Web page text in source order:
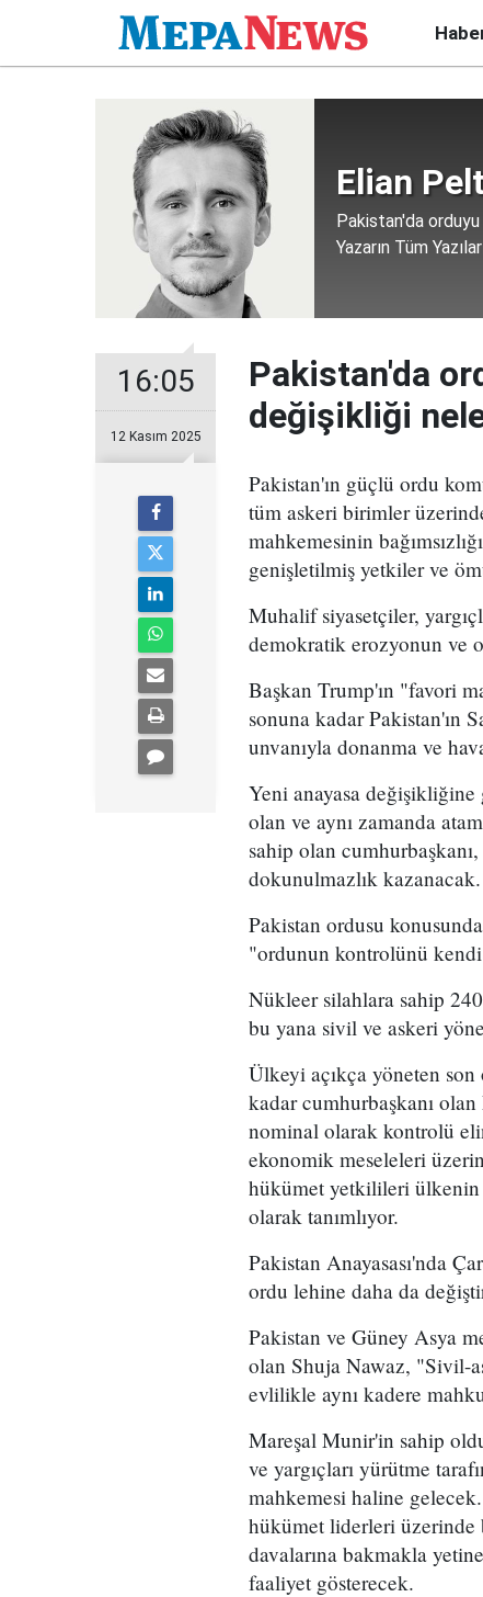
Elian
Pakistan'da
Yazarın Tüm
16:05
12 Kasım 2025
Pakistan'da
değişikliği
Pakistan'ın güçlü ordu
tüm askeri birimler
mahkemesinin
genişletilmiş yetkiler ve
Muhalif siyasetçiler,
demokratik erozyonun ve
Başkan Trump'ın "favori
sonuna kadar Pakistan'ın
unvanıyla donanma ve
Yeni anayasa değişikliğine
olan ve aynı zamanda
sahip olan
dokunulmazlık kazanacak.
Pakistan ordusu
"ordunun kontrolünü
Nükleer silahlara sahip
bu yana sivil ve askeri
Ülkeyi açıkça yöneten
kadar cumhurbaşkanı
nominal olarak kontrolü
ekonomik meseleleri
hükümet yetkilileri ülkenin
olarak tanımlıyor.
Pakistan Anayasası'nda
ordu lehine daha da
Pakistan ve Güney Asya
olan Shuja Nawaz, "Sivil-
evlilikle aynı kadere
Mareşal Munir'in sahip
ve yargıçları yürütme
mahkemesi haline
hükümet liderleri üzerinde
davalarına bakmakla
faaliyet gösterecek.